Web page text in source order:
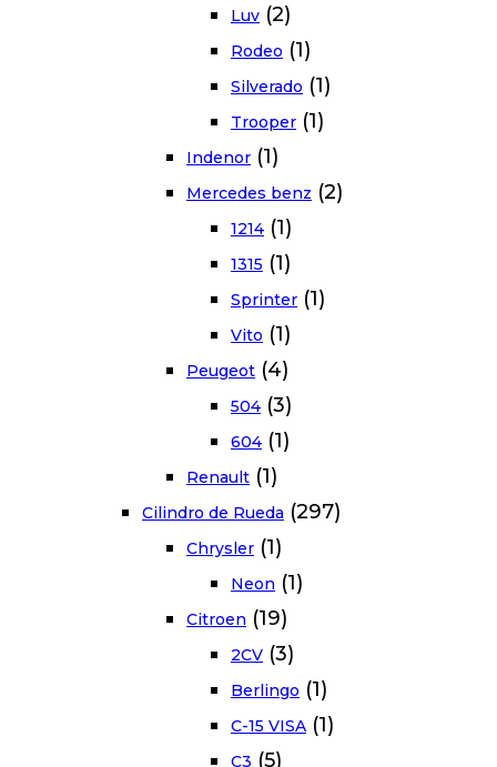
Luv (2)
Rodeo (1)
Silverado (1)
Trooper (1)
Indenor (1)
Mercedes benz (2)
1214 (1)
1315 (1)
Sprinter (1)
Vito (1)
Peugeot (4)
504 (3)
604 (1)
Renault (1)
Cilindro de Rueda (297)
Chrysler (1)
Neon (1)
Citroen (19)
2CV (3)
Berlingo (1)
C-15 VISA (1)
C3 (5)